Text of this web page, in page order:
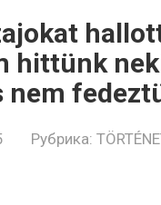
hittünk
nem
Рубрика: